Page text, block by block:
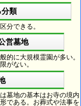
分類
分できる。
営墓地
的に大規模霊園が多い。
がない。
墓地の基本はお寺の境内
である。お葬式や法事を